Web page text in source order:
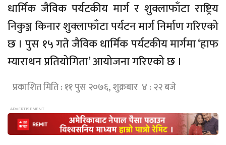
धार्मिक जैविक पर्यटकीय मार्ग र शुक्लाफाँटा राष्ट्रिय
निकुञ्ज किनार शुक्लाफाँटा पर्यटन मार्ग निर्माण गरिएको
छ । पुस १५ गते जैविक धार्मिक पर्यटकीय मार्गमा ‘हाफ
म्याराथन प्रतियोगिता’ आयोजना गरिएको छ ।
प्रकाशित मिति : ११ पुस २०७६, शुक्रबार ४ : २२ बजे